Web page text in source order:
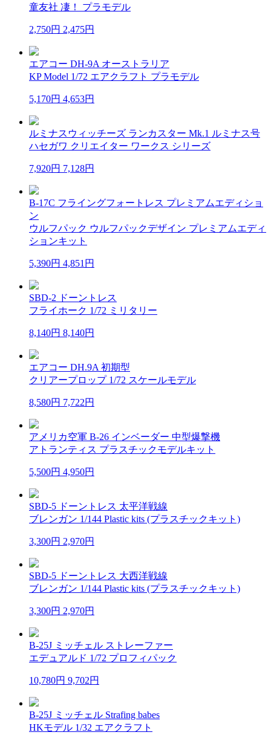
童友社 凄！ プラモデル
2,750円 2,475円
エアコー DH-9A オーストラリア
KP Model 1/72 エアクラフト プラモデル
5,170円 4,653円
ルミナスウィッチーズ ランカスター Mk.1 ルミナス号
ハセガワ クリエイター ワークス シリーズ
7,920円 7,128円
B-17C フライングフォートレス プレミアムエディショ
ン
ウルフパック ウルフパックデザイン プレミアムエディ
ションキット
5,390円 4,851円
SBD-2 ドーントレス
フライホーク 1/72 ミリタリー
8,140円 8,140円
エアコー DH.9A 初期型
クリアープロップ 1/72 スケールモデル
8,580円 7,722円
アメリカ空軍 B-26 インベーダー 中型爆撃機
アトランティス プラスチックモデルキット
5,500円 4,950円
SBD-5 ドーントレス 太平洋戦線
ブレンガン 1/144 Plastic kits (プラスチックキット)
3,300円 2,970円
SBD-5 ドーントレス 大西洋戦線
ブレンガン 1/144 Plastic kits (プラスチックキット)
3,300円 2,970円
B-25J ミッチェル ストレーファー
エデュアルド 1/72 プロフィパック
10,780円 9,702円
B-25J ミッチェル Strafing babes
HKモデル 1/32 エアクラフト